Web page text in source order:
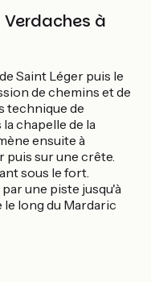
Verdaches à
Saint Léger puis le
de chemins et de
technique de
chapelle de la
ensuite à
puis sur une crête.
sous le fort.
une piste jusqu'à
le long du Mardaric